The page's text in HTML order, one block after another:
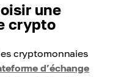
une
crypto
cryptomonnaies
d’échange